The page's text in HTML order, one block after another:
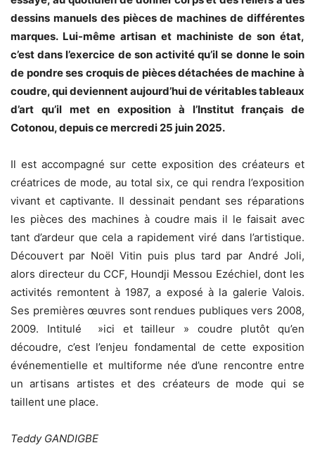
dessins manuels des pièces de machines de différentes
marques. Lui-même artisan et machiniste de son état,
c’est dans l’exercice de son activité qu’il se donne le soin
de pondre ses croquis de pièces détachées de machine à
coudre, qui deviennent aujourd’hui de véritables tableaux
d’art qu’il met en exposition à l’Institut français de
Cotonou, depuis ce mercredi 25 juin 2025.
Il est accompagné sur cette exposition des créateurs et
créatrices de mode, au total six, ce qui rendra l’exposition
vivant et captivante. Il dessinait pendant ses réparations
les pièces des machines à coudre mais il le faisait avec
tant d’ardeur que cela a rapidement viré dans l’artistique.
Découvert par Noël Vitin puis plus tard par André Joli,
alors directeur du CCF, Houndji Messou Ezéchiel, dont les
activités remontent à 1987, a exposé à la galerie Valois.
Ses premières œuvres sont rendues publiques vers 2008,
2009. Intitulé »ici et tailleur » coudre plutôt qu’en
découdre, c’est l’enjeu fondamental de cette exposition
événementielle et multiforme née d’une rencontre entre
un artisans artistes et des créateurs de mode qui se
taillent une place.
Teddy GANDIGBE